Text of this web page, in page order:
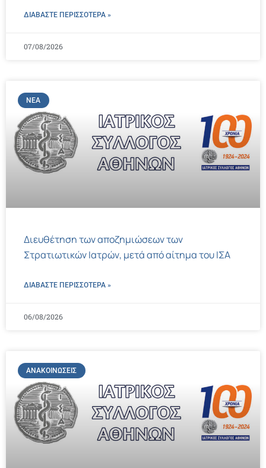
ΔΙΑΒΑΣΤΕ ΠΕΡΙΣΣΌΤΕΡΑ »
07/08/2026
ΝΈΑ
Διευθέτηση των αποζημιώσεων των
Στρατιωτικών Ιατρών, μετά από αίτημα του ΙΣΑ
ΔΙΑΒΑΣΤΕ ΠΕΡΙΣΣΌΤΕΡΑ »
06/08/2026
ΑΝΑΚΟΙΝΏΣΕΙΣ